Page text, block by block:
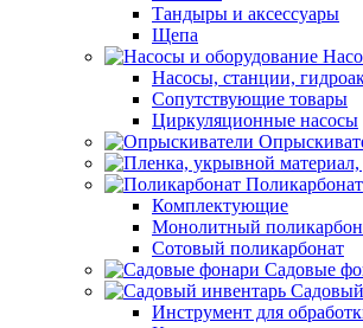
Тандыры и аксессуары
Щепа
Насосы, станции,
Сопутствующие товары
Циркуляционные насосы
Поликарбонат
Комплектующие
Монолитный
Сотовый поликарбонат
Садовые
Инструмент для